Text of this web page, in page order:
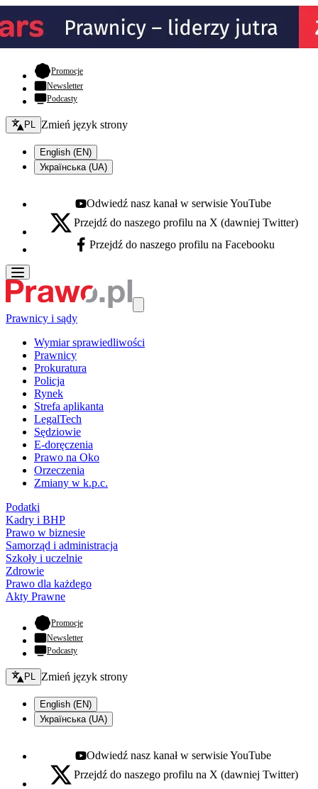
Promocje- otwiera się w nowej karcie
Newsletter
Podcasty
Zmień język - bieżący:
PL Zmień język strony
English (EN)
Українська (UA)
Youtube - otwiera się w nowej karcie
Odwiedź nasz kanał w serwisie YouTube
X - otwiera się w nowej karcie
Przejdź do naszego profilu na X (dawniej Twitter)
Facebook - otwiera się w nowej karcie
Przejdź do naszego profilu na Facebooku
Prawnicy i sądy
Wymiar sprawiedliwości
Prawnicy
Prokuratura
Policja
Rynek
Strefa aplikanta
LegalTech
Sędziowie
E-doręczenia
Prawo na Oko
Orzeczenia
Zmiany w k.p.c.
Podatki
Kadry i BHP
Prawo w biznesie
Samorząd i administracja
Szkoły i uczelnie
Zdrowie
Prawo dla każdego
Akty Prawne
Promocje- otwiera się w nowej karcie
Newsletter
Podcasty
Zmień język - bieżący:
PL Zmień język strony
English (EN)
Українська (UA)
Youtube - otwiera się w nowej karcie
Odwiedź nasz kanał w serwisie YouTube
X - otwiera się w nowej karcie
Przejdź do naszego profilu na X (dawniej Twitter)